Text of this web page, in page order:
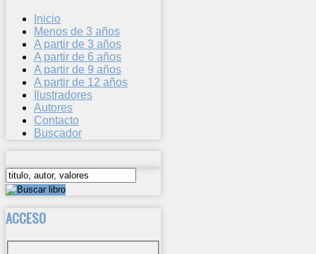
Inicio
Menos de 3 años
A partir de 3 años
A partir de 6 años
A partir de 9 años
A partir de 12 años
Ilustradores
Autores
Contacto
Buscador
ACCESO